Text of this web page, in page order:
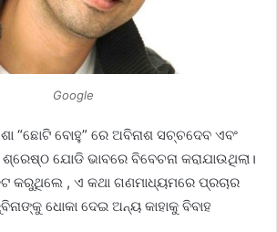
Google
“ଛୋଟି ବୋହୁ” ରେ ଅବିନାଶ ସଚ୍ଚଦେବ ଏବଂ
ଯୋଡି ଭାବରେ ବିବେଚନା କରାଯାଉଥିଲା।
, ଏ କଥା ଗଣମାଧ୍ୟମରେ ପ୍ରଚାର
ଧୋକା ଦେଇ ଅନ୍ୟ କାହାକୁ ବିବାହ